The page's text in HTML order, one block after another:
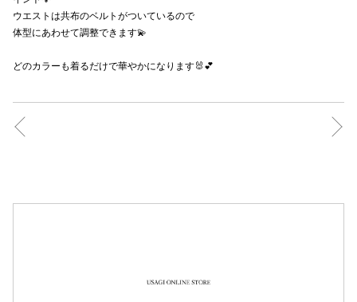
ウエストは共布のベルトがついているので
体型にあわせて調整できます💫
どのカラーも着るだけで華やかになります🐰💕
キャナルシ
那覇